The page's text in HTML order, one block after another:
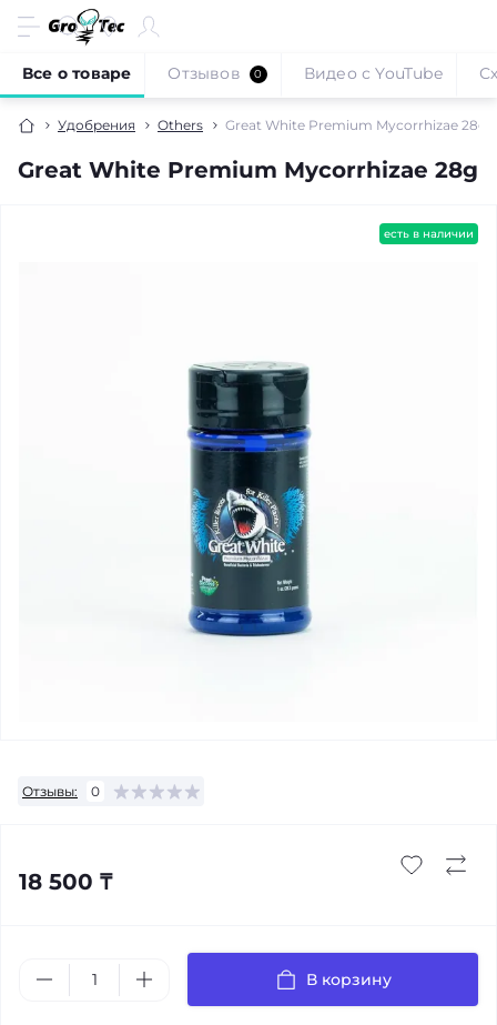
Удобрения Others Great White Premium Mycorrhizae 28g
Great White Premium Mycorrhizae 28g
Все о товаре Отзывов 0 Видео с YouTube
есть в наличии
Отзывы: 0
18 500 ₸
В корзину